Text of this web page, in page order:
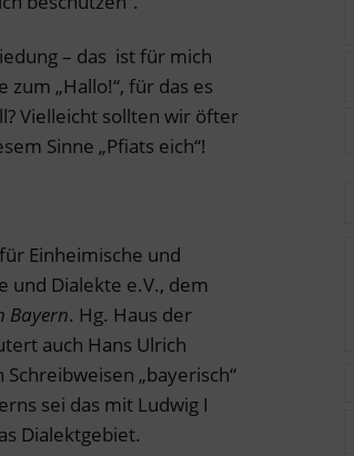
– das ist für mich
„Hallo!“, für das es
Vielleicht sollten wir öfter
Sinne „Pfiats eich“!
Einheimische und
und Dialekte e.V., dem
Bayern. Hg. Haus der
auch Hans Ulrich
„bayerisch“
sei das mit Ludwig I
Dialektgebiet.